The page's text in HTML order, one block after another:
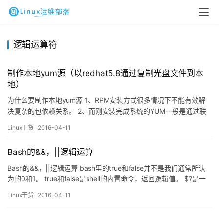
逻辑运算符
制作本地yum源（以redhat5.8通过复制光盘文件到本
地）
为什么要制作本地yum源 1、RPM安装方式很多情况下不能有效解
决复杂的包依赖关系。 2、而刚安装完成系统的YUM一般是通过联
yum。 我们可以改变yum库的指向，使其指向本地自己制作的yum
此给大家介绍其操作方法(以Redha…
Linux干货 2016-04-11
Bash的&&，||逻辑运算
Bash的&&，||逻辑运算 bash里的true和false并不是我们通常所认
为的0和1。 true和false是shell的内置命令，返回逻辑值。 $?是一
作为程序是否成功结束的标志。 例如： $ true$ echo$?0$ false$
Linux干货 2016-04-11